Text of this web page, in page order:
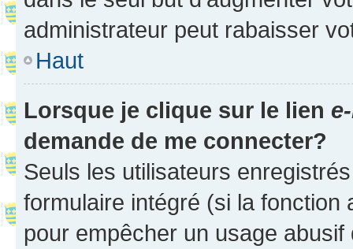
administrateur peut rabaisser
Haut
Lorsque je clique sur le lien
demande de me connecter?
Seuls les utilisateurs
formulaire intégré (si la fonction
pour empêcher un usage